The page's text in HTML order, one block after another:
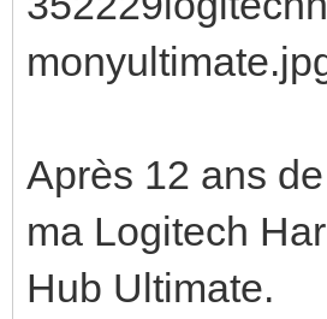
Après 12 ans
ma Logitech
Hub Ultimate.